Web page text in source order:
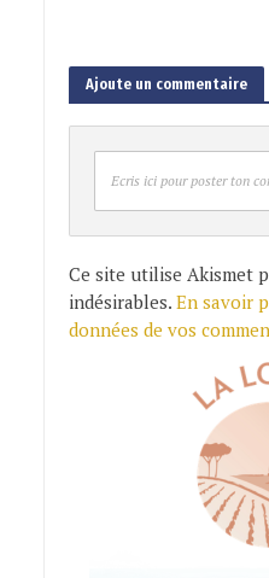
Ajoute un commentaire
Ecris ici pour poster ton
Ce site utilise Akismet
indésirables. En savoir
données de vos